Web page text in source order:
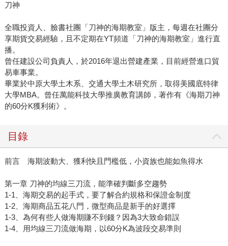
刀神
全職投資人、臉書社團「刀神的海期教室」版主，每週在社團分
享期貨交易經驗，且不定期在YT頻道「刀神的海期教室」進行直
播。
曾任建設公司負責人，於2016年退出營建產業，目前經營進口貿
易車事業。
畢業於中原大學土木系、交通大學土木研究所，取得美國底特律
大學MBA。曾任萬能科技大學推廣教育講師，著作有《海期刀神
的60分K獲利術》。
目錄
前言 海期波動大、獲利快且門檻低，小資族也能如魚得水
第一章 刀神的均線三刀流，能準確判斷多空趨勢
1-1、海期交易的起手式，要了解合約規格和保證金制度
1-2、海期商品五花八門，微型商品是新手的好選擇
1-3、為何有些人做海期賺不到錢？因為3大致命錯誤
1-4、用均線三刀流做海期，以60分K為波段交易準則